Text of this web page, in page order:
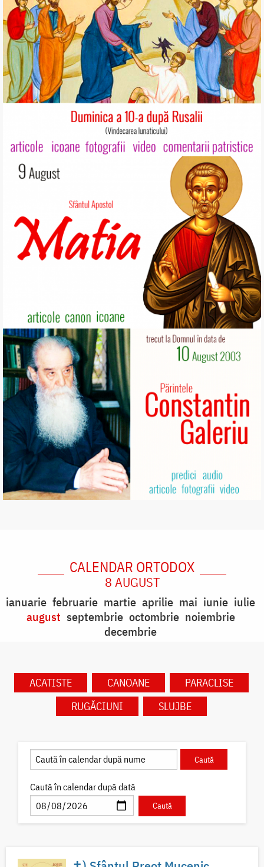
CALENDAR ORTODOX
8 AUGUST
ianuarie februarie martie aprilie mai iunie iulie
august septembrie octombrie noiembrie
decembrie
ACATISTE CANOANE
PARACLISE
RUGĂCIUNI
SLUJBE
Caută în calendar după dată